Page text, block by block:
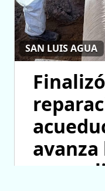
SAN LUIS AGUA
avanza